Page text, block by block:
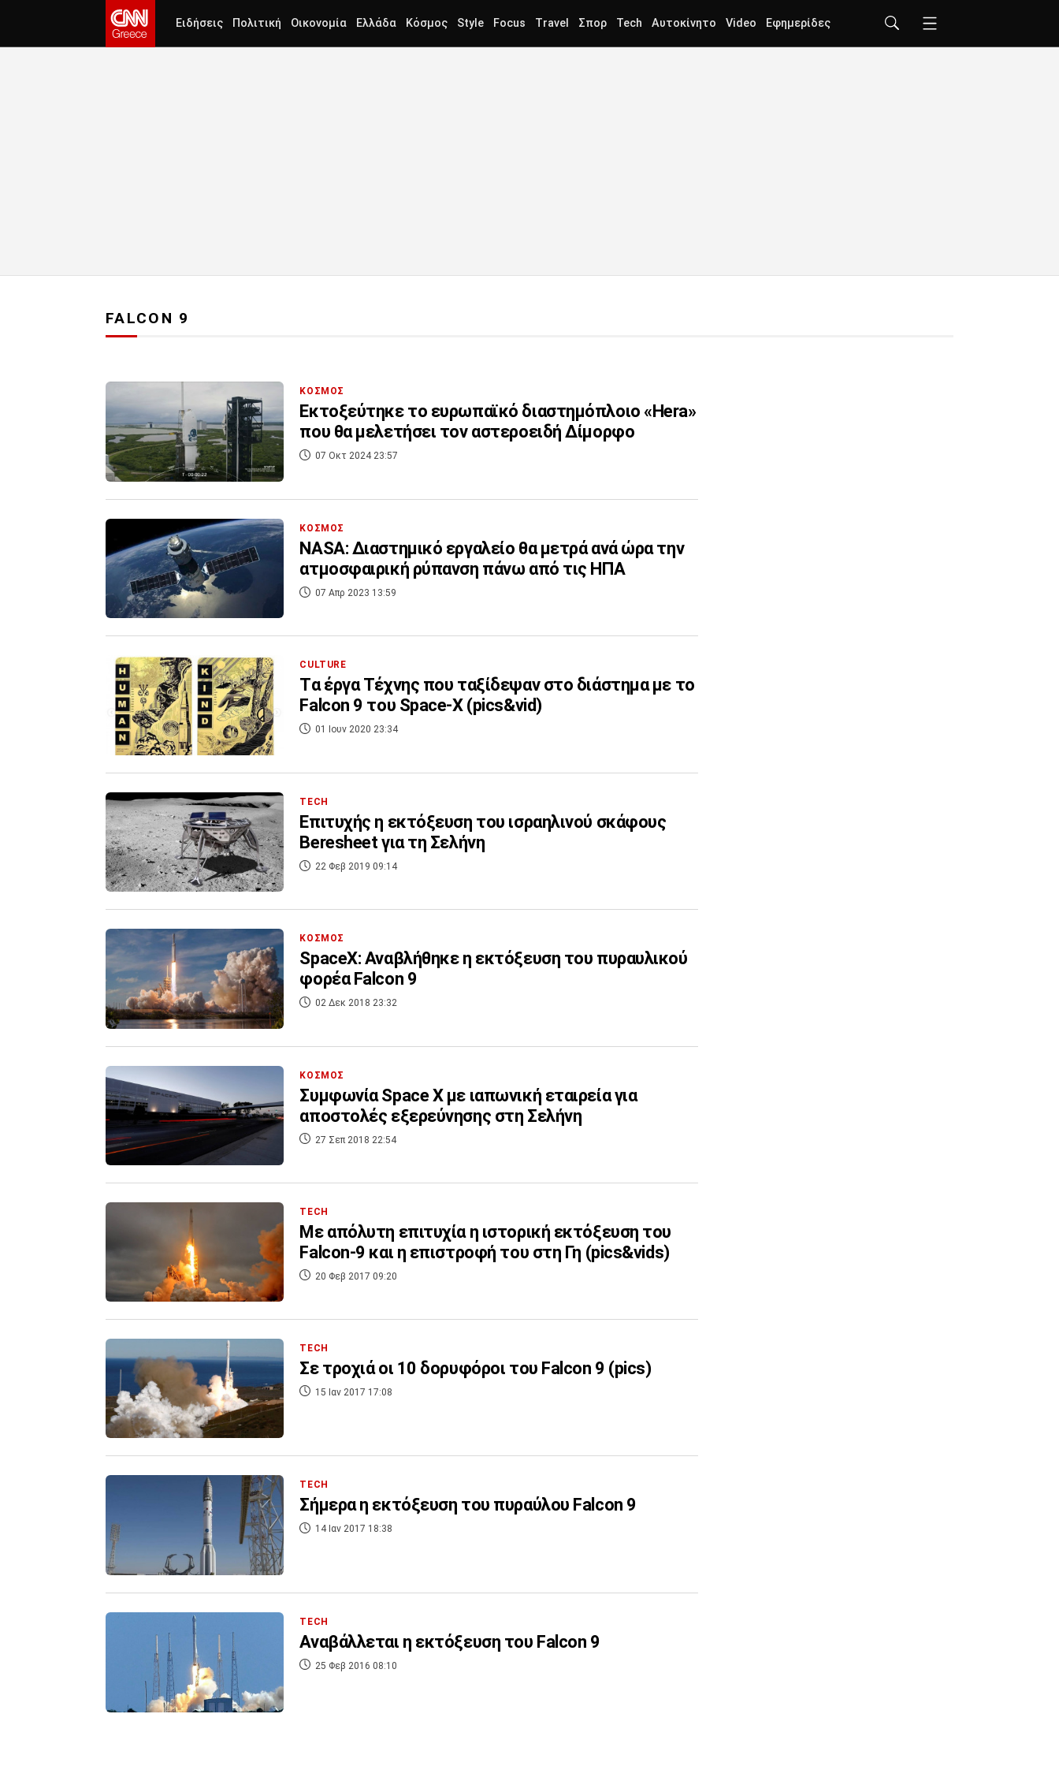
Ειδήσεις Πολιτική Οικονομία Ελλάδα Κόσμος Style Focus Travel Σπορ Tech Αυτοκίνητο Video Εφημερίδες
FALCON 9
ΚΟΣΜΟΣ
Εκτοξεύτηκε το ευρωπαϊκό διαστημόπλοιο «Hera»
που θα μελετήσει τον αστεροειδή Δίμορφο
07 Οκτ 2024 23:57
ΚΟΣΜΟΣ
NASA: Διαστημικό εργαλείο θα μετρά ανά ώρα την
ατμοσφαιρική ρύπανση πάνω από τις ΗΠΑ
07 Απρ 2023 13:59
CULTURE
Tα έργα Τέχνης που ταξίδεψαν στο διάστημα με το
Falcon 9 του Space-X (pics&vid)
01 Ιουν 2020 23:34
TECH
Επιτυχής η εκτόξευση του ισραηλινού σκάφους
Beresheet για τη Σελήνη
22 Φεβ 2019 09:14
ΚΟΣΜΟΣ
SpaceX: Αναβλήθηκε η εκτόξευση του πυραυλικού
φορέα Falcon 9
02 Δεκ 2018 23:32
ΚΟΣΜΟΣ
Συμφωνία Space X με ιαπωνική εταιρεία για
αποστολές εξερεύνησης στη Σελήνη
27 Σεπ 2018 22:54
TECH
Με απόλυτη επιτυχία η ιστορική εκτόξευση του
Falcon-9 και η επιστροφή του στη Γη (pics&vids)
20 Φεβ 2017 09:20
TECH
Σε τροχιά οι 10 δορυφόροι του Falcon 9 (pics)
15 Ιαν 2017 17:08
TECH
Σήμερα η εκτόξευση του πυραύλου Falcon 9
14 Ιαν 2017 18:38
TECH
Αναβάλλεται η εκτόξευση του Falcon 9
25 Φεβ 2016 08:10